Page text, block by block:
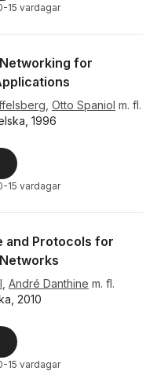
15 vardagar
for
Otto Spaniol m. fl.
1996
15 vardagar
Protocols for
André Danthine m. fl.
2010
15 vardagar